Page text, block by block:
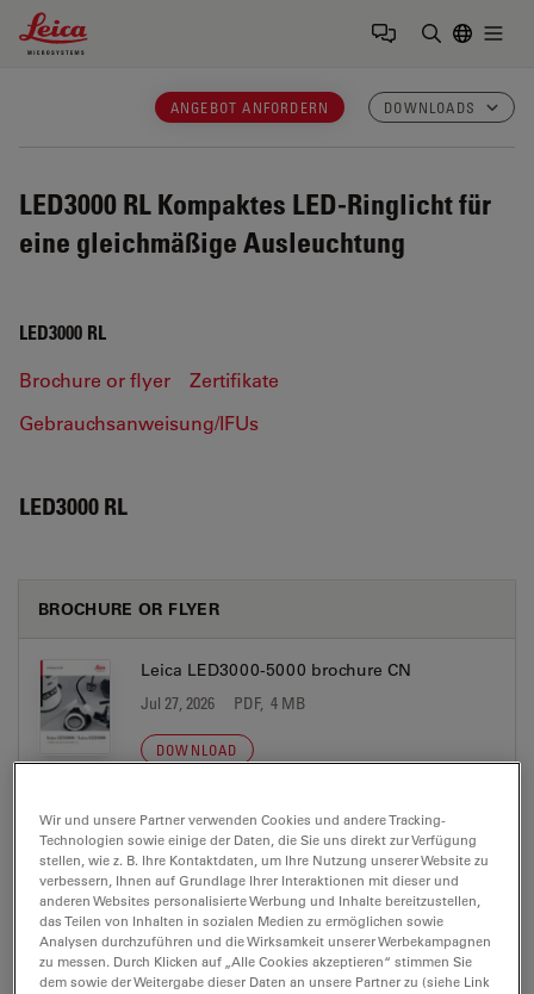
Leica Microsystems Logo
ANGEBOT ANFORDERN DOWNLOADS
LED3000 RL Kompaktes LED-Ringlicht für
eine gleichmäßige Ausleuchtung
LED3000 RL
Brochure or flyer
Zertifikate
Gebrauchsanweisung/IFUs
LED3000 RL
BROCHURE OR FLYER
Leica LED3000-5000 brochure CN
Jul 27, 2026 PDF, 4 MB
DOWNLOAD
Leica LED3000-5000 Brochure DE
Jul 27, 2026 PDF, 4 MB
DOWNLOAD
Leica LED3000-5000 Brochure EN
Wir und unsere Partner verwenden Cookies und andere Tracking-
Technologien sowie einige der Daten, die Sie uns direkt zur Verfügung
stellen, wie z. B. Ihre Kontaktdaten, um Ihre Nutzung unserer Website zu
verbessern, Ihnen auf Grundlage Ihrer Interaktionen mit dieser und
anderen Websites personalisierte Werbung und Inhalte bereitzustellen,
das Teilen von Inhalten in sozialen Medien zu ermöglichen sowie
Analysen durchzuführen und die Wirksamkeit unserer Werbekampagnen
zu messen. Durch Klicken auf „Alle Cookies akzeptieren“ stimmen Sie
dem sowie der Weitergabe dieser Daten an unsere Partner zu (siehe Link